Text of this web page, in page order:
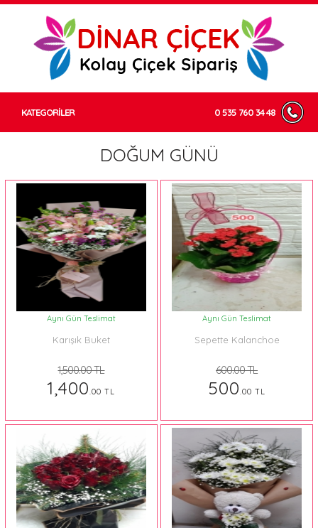
KATEGORİLER 0 535 760 34 48
DOĞUM GÜNÜ
Aynı Gün Teslimat
Karışık Buket
1,500.00 TL
1,400.00 TL
Aynı Gün Teslimat
Sepette Kalanchoe
600.00 TL
500.00 TL